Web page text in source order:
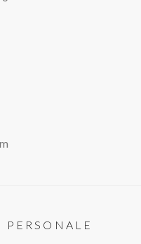
PERSONALE